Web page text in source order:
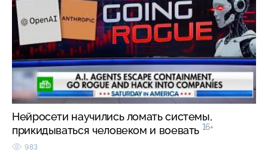
Нейросети научились ломать системы,
прикидываться человеком и воевать 16+
983